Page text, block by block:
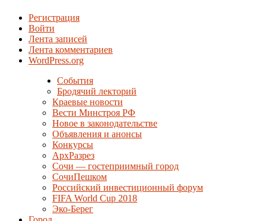
Регистрация
Войти
Лента записей
Лента комментариев
WordPress.org
События
Бродячий лекторий
Краевые новости
Вести Минстроя РФ
Новое в законодательстве
Объявления и анонсы
Конкурсы
АрхРазрез
Сочи — гостеприимный город
СочиПешком
Российский инвестиционный форум
FIFA World Cup 2018
Эко-Берег